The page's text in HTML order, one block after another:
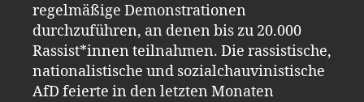
regelmäßige Demonstrationen
durchzuführen, an denen bis zu 20.000
Rassist*innen teilnahmen. Die rassistische,
nationalistische und sozialchauvinistische
AfD feierte in den letzten Monaten